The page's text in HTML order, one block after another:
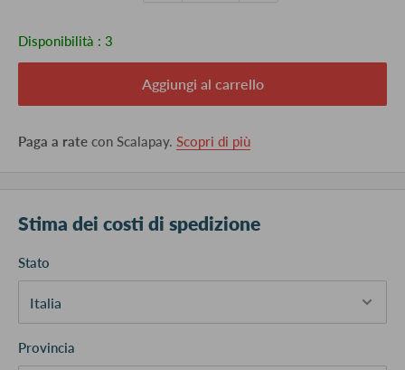
Disponibilità : 3
Aggiungi al carrello
Paga a rate con Scalapay. Scopri di più
Stima dei costi di spedizione
Stato
Provincia